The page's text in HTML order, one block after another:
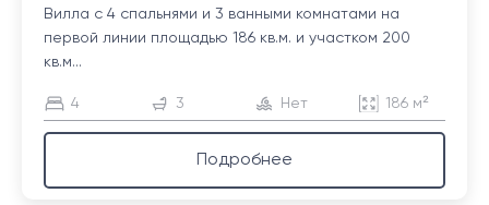
Вилла с 4 спальнями и 3 ванными комнатами на
первой линии площадью 186 кв.м. и участком 200
кв.м...
4 3 Нет 186 м²
Подробнее